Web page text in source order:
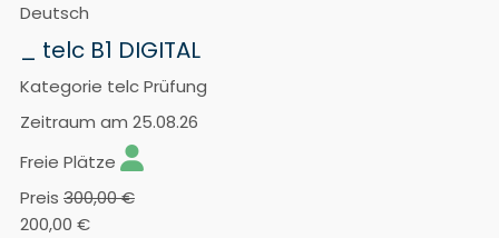
Deutsch
_ telc B1 DIGITAL
Kategorie telc Prüfung
Zeitraum am 25.08.26
Freie Plätze
Preis 300,00 €
200,00 €